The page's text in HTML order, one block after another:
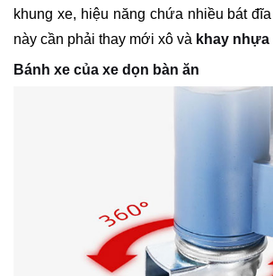
khung xe, hiệu năng chứa nhiều bát
này cần phải thay mới xô và khay nhựa
Bánh xe của xe dọn bàn ăn